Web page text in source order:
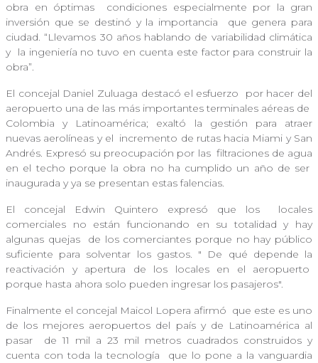
obra en óptimas
condiciones especialmente por la gran
inversión que se destinó y la importancia
que genera para
ciudad. “Llevamos 30 años hablando de variabilidad climática
y
la ingeniería no tuvo en cuenta este factor para construir la
obra”.
El concejal Daniel Zuluaga destacó el esfuerzo
por hacer del
aeropuerto una de las más importantes terminales aéreas de
Colombia y Latinoamérica; exaltó la gestión para atraer
nuevas aerolíneas y el incremento de rutas hacia Miami y San
Andrés. Expresó su preocupación por las filtraciones de agua
en el techo porque la obra no ha cumplido un año de ser
inaugurada y ya se presentan estas falencias.
El concejal Edwin Quintero expresó que los
locales
comerciales no están funcionando en su totalidad y hay
algunas quejas
de los comerciantes porque no hay público
suficiente para solventar los gastos. "
De qué depende la
reactivación y apertura de los locales en el aeropuerto
porque hasta ahora solo pueden ingresar los pasajeros".
Finalmente el concejal Maicol Lopera afirmó que este es uno
de los mejores aeropuertos del país y de Latinoamérica al
pasar
de 11 mil a 23 mil metros cuadrados construidos y
cuenta con toda la tecnología
que lo pone a la vanguardia